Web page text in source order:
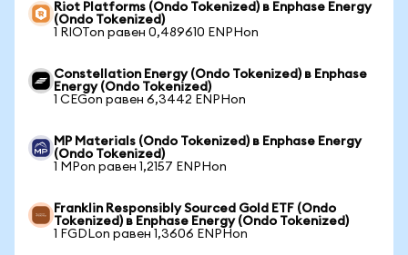
Riot Platforms (Ondo Tokenized) в Enphase Energy
(Ondo Tokenized)
1 RIOTon равен 0,489610 ENPHon
Constellation Energy (Ondo Tokenized) в Enphase
Energy (Ondo Tokenized)
1 CEGon равен 6,3442 ENPHon
MP Materials (Ondo Tokenized) в Enphase Energy
(Ondo Tokenized)
1 MPon равен 1,2157 ENPHon
Franklin Responsibly Sourced Gold ETF (Ondo
Tokenized) в Enphase Energy (Ondo Tokenized)
1 FGDLon равен 1,3606 ENPHon